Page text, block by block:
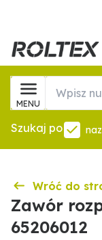
MENU
Szukaj po
Wróć do
Zawór
65206012